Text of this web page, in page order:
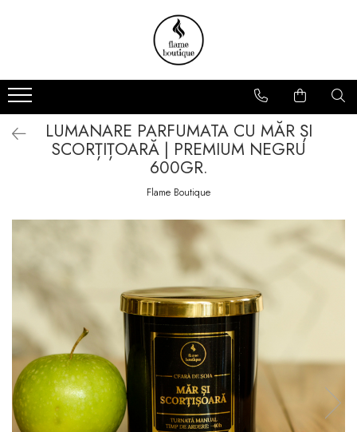
Arome
Florale
Fresh
Premium
Ambra
Cadou
Zodii
Promoții
LUMANARE PARFUMATA CU MĂR ȘI
SCORȚIȚOARĂ | PREMIUM NEGRU
600GR.
Flame Boutique